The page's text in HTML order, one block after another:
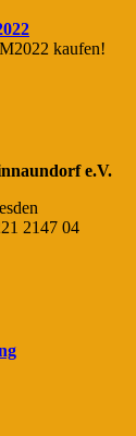
kaufen!
e.V.
2147 04